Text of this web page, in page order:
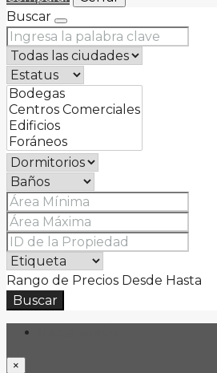
Buscar
Rango de Precios Desde Hasta
Buscar
×